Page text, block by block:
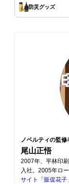
防災グッズ
ノベルティの監修
尾山正悟
2007年、平林印
入社。2005年ロ
サイト「販促花子」